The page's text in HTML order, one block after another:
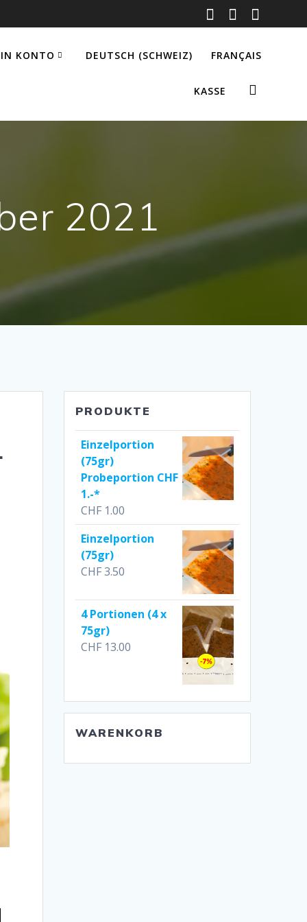
KONTO DEUTSCH (SCHWEIZ) FRANÇAIS
KASSE
2021
PRODUKTE
Einzelportion
(75gr)
Probeportion CHF
1.-*
CHF 1.00
Einzelportion
(75gr)
CHF3.50
4 Portionen (4 x
75gr)
CHF 13.00
WARENKORB